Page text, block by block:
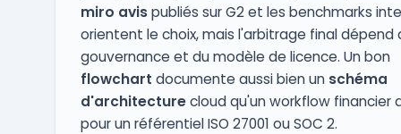
miro avispubliés sur G2 et les benchmarks
orientent le choix, mais l'arbitrage final dépend
gouvernance et du modèle de licence. Un bon
flowchart documente aussi bien un schéma
d'architecturecloud qu'un workflow financier
pour un référentiel ISO 27001 ou SOC 2.